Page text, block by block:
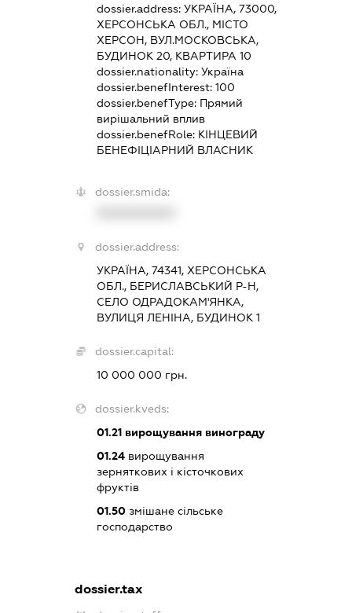
dossier.address: УКРАЇНА, 73000,
ХЕРСОНСЬКА ОБЛ., МІСТО
ХЕРСОН, ВУЛ.МОСКОВСЬКА,
БУДИНОК 20, КВАРТИРА 10
dossier.nationality: Україна
dossier.benefInterest: 100
dossier.benefType: Прямий
вирішальний вплив
dossier.benefRole: КІНЦЕВИЙ
БЕНЕФІЦІАРНИЙ ВЛАСНИК
dossier.smida:
dossier.address:
УКРАЇНА, 74341, ХЕРСОНСЬКА
ОБЛ., БЕРИСЛАВСЬКИЙ Р-Н,
СЕЛО ОДРАДОКАМ'ЯНКА,
ВУЛИЦЯ ЛЕНІНА, БУДИНОК 1
dossier.capital:
10 000 000 грн.
dossier.kveds:
01.21вирощування винограду
01.24вирощування
зерняткових і кісточкових
фруктів
01.50змішане сільське
господарство
dossier.tax